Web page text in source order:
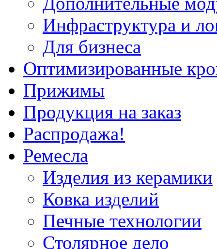
Инфраструктура и
Для бизнеса
Оптимизированные
Прижимы
Продукция на заказ
Распродажа!
Ремесла
Изделия из керамики
Ковка изделий
Печные технологии
Столярное дело